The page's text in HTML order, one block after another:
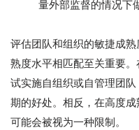
量外部监督的情况下
评估团队和组织的敏捷成
熟度水平相匹配至关重要
试实施自组织或自管理团
期的好处。相反，在高度
可能会被视为一种限制。